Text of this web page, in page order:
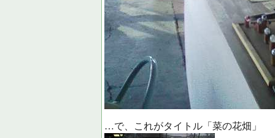
…で、これがタイトル「菜の花畑